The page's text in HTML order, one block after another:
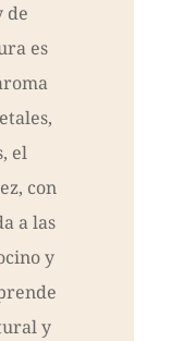
de
es
el
con
a las
y
y